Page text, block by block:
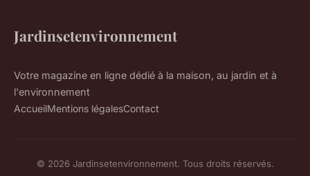
Jardinsetenvironnement
Votre magazine en ligne dédié à la maison, au jardin et à
l'environnement
AccueilMentions légalesContact
© 2026 Jardinsetenvironnement. Tous droits réservés.